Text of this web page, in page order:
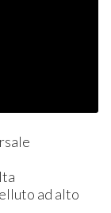
ad alto